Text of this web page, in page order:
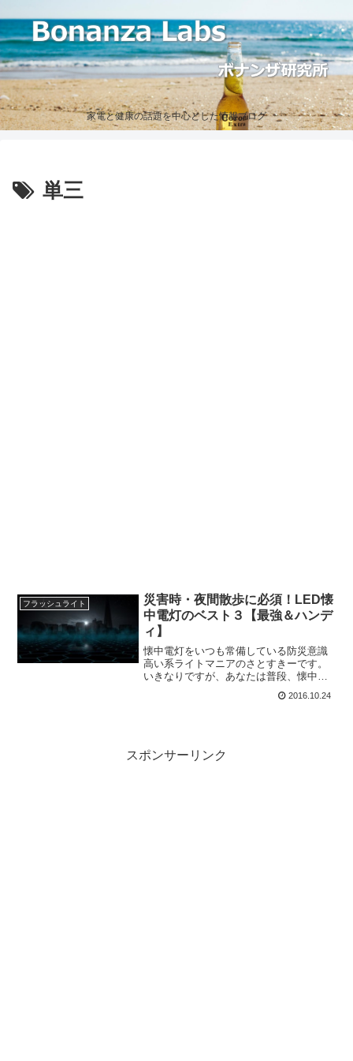
家電と健康の話題を中心とした情報ブログ
単三
フラッシュライト
災害時・夜間散歩に必須！LED懐
中電灯のベスト３【最強＆ハンデ
ィ】
懐中電灯をいつも常備している防災意識
高い系ライトマニアのさとすきーです。
いきなりですが、あなたは普段、懐中電
るでしょうか？えっ！？「スマホにライ
2016.10.24
スポンサーリンク